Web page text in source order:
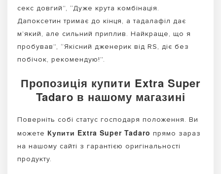
секс довгий”, “Дуже крута комбінація.
Дапоксетин тримає до кінця, а тадалафіл дає
м’який, але сильний приплив. Найкраще, що я
пробував”, “Якісний дженерик від RS, діє без
побічок, рекомендую!”.
Пропозиція купити Extra Super
Tadaro в нашому магазині
Поверніть собі статус господаря положення. Ви
можете Купити Extra Super Tadaro прямо зараз
на нашому сайті з гарантією оригінальності
продукту.